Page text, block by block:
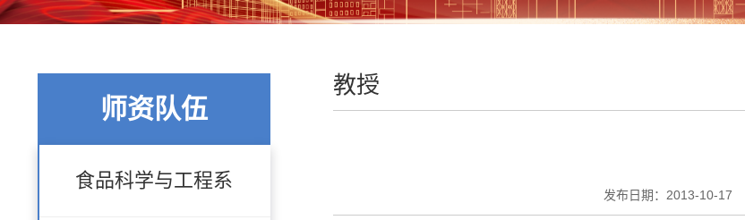
师资队伍
食品科学与工程系
教授
发布日期：2013-10-17